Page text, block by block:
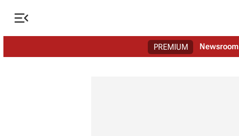

PREMIUM Newsroom